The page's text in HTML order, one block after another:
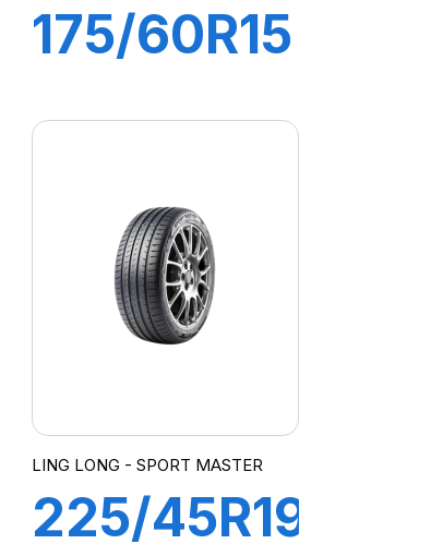
175/60R15
MASTER
LING LONG - SPORT MASTER
225/45R19